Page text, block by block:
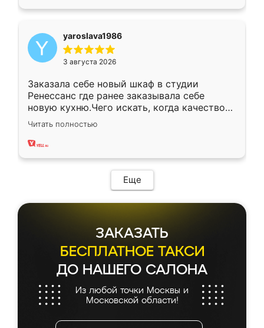
yaroslava1986
3 августа 2026
Заказала себе новый шкаф в студии
Ренессанс где ранее заказывала себе
новую кухню.Чего искать, когда качеством
вполне довольна. Служит кухня уже почти
два года, нареканий нет.
Читать полностью
Еще
ЗАКАЗАТЬ
БЕСПЛАТНОЕ ТАКСИ
ДО НАШЕГО САЛОНА
Из любой точки Москвы и
Московской области!